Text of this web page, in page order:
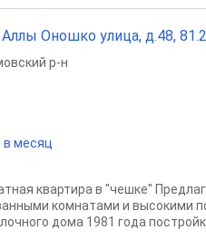
Оношко улица, д.48,
в месяц
р-н
квартира в "чешке"
комнатами и высокими
дома 1981 года